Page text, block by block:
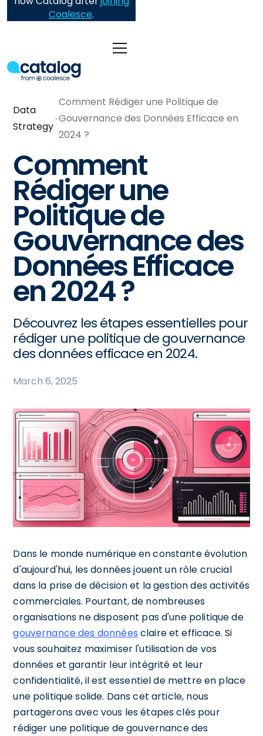
Coalesce.
Data
Strategy
Comment Rédiger une Politique de
Gouvernance des Données Efficace en
2024 ?
Comment
Rédiger une
Politique de
Gouvernance des
Données Efficace
en 2024 ?
Découvrez les étapes essentielles pour
rédiger une politique de gouvernance
des données efficace en 2024.
March 6, 2025
Dans le monde numérique en constante évolution
d'aujourd'hui, les données jouent un rôle crucial
dans la prise de décision et la gestion des activités
commerciales. Pourtant, de nombreuses
organisations ne disposent pas d'une politique de
gouvernance des données claire et efficace. Si
vous souhaitez maximiser l'utilisation de vos
données et garantir leur intégrité et leur
confidentialité, il est essentiel de mettre en place
une politique solide. Dans cet article, nous
partagerons avec vous les étapes clés pour
rédiger une politique de gouvernance des